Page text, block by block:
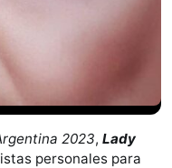
2023, Lady
personales para